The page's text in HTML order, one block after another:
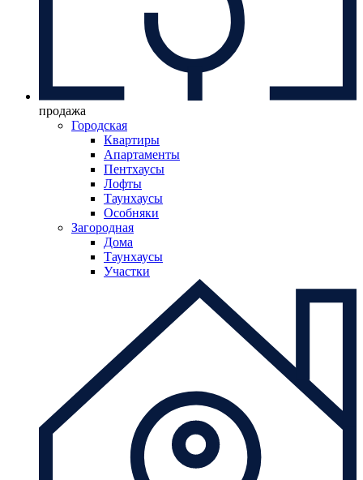
продажа
Городская
Квартиры
Апартаменты
Пентхаусы
Лофты
Таунхаусы
Особняки
Загородная
Дома
Таунхаусы
Участки